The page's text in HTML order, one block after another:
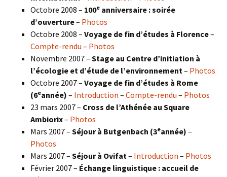
Octobre 2008 – 100e anniversaire : soirée
d’ouverture– Photos
Octobre 2008 – Voyage de fin d’études à Florence–
Compte-rendu – Photos
Novembre 2007 – Stage au Centre d’initiation à
l’écologie et d’étude de l’environnement – Photos
Octobre 2007 – Voyage de fin d’études à Rome
(6eannée) – Introduction – Compte-rendu – Photos
23 mars 2007 – Cross de l’Athénée au Square
Ambiorix– Photos
Mars 2007 – Séjour à Butgenbach (3eannée) –
Photos
Mars 2007 – Séjour à Ovifat – Introduction – Photos
Février 2007 – Échange linguistique : accueil de